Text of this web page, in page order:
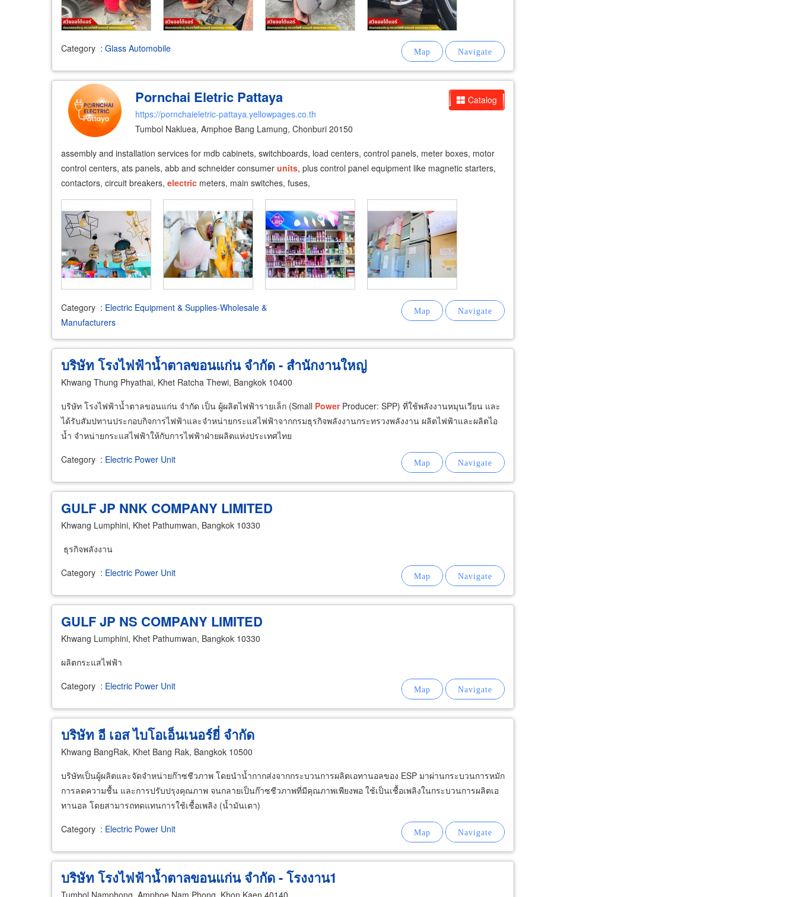
Category : Glass Automobile
Catalog
Pornchai Eletric Pattaya
https://pornchaieletric-pattaya.yellowpages.co.th
Tumbol Nakluea, Amphoe Bang Lamung, Chonburi 20150
assembly and installation services for mdb cabinets, switchboards, load centers, control panels, meter boxes, motor
control centers, ats panels, abb and schneider consumer units, plus control panel equipment like magnetic starters,
contactors, circuit breakers, electric meters, main switches, fuses,
Category : Electric Equipment & Supplies-Wholesale &
Manufacturers
บริษัท โรงไฟฟ้าน้ำตาลขอนแก่น จำกัด - สำนักงานใหญ่
Khwang Thung Phyathai, Khet Ratcha Thewi, Bangkok 10400
บริษัท โรงไฟฟ้าน้ำตาลขอนแก่น จำกัด เป็น ผู้ผลิตไฟฟ้ารายเล็ก (Small PowerProducer: SPP) ที่ใช้พลังงานหมุนเวียน และ
ได้รับสัมปทานประกอบกิจการไฟฟ้าและจำหน่ายกระแสไฟฟ้าจากกรมธุรกิจพลังงานกระทรวงพลังงาน ผลิตไฟฟ้าและผลิตไอ
น้ำ จำหน่ายกระแสไฟฟ้าให้กับการไฟฟ้าฝ่ายผลิตแห่งประเทศไทย
Category : Electric Power Unit
GULF JP NNK COMPANY LIMITED
Khwang Lumphini, Khet Pathumwan, Bangkok 10330
ธุรกิจพลังงาน
Category : Electric Power Unit
GULF JP NS COMPANY LIMITED
Khwang Lumphini, Khet Pathumwan, Bangkok 10330
ผลิตกระแสไฟฟ้า
Category : Electric Power Unit
บริษัท อี เอส ไบโอเอ็นเนอร์ยี่ จำกัด
Khwang BangRak, Khet Bang Rak, Bangkok 10500
บริษัทเป็นผู้ผลิตและจัดจำหน่ายก๊าซชีวภาพ โดยนำน้ำกากส่งจากกระบวนการผลิตเอทานอลของ ESP มาผ่านกระบวนการหมัก
การลดความชื้น และการปรับปรุงคุณภาพ จนกลายเป็นก๊าซชีวภาพที่มีคุณภาพเพียงพอ ใช้เป็นเชื้อเพลิงในกระบวนการผลิตเอ
ทานอล โดยสามารถทดแทนการใช้เชื้อเพลิง (น้ำมันเตา)
Category : Electric Power Unit
บริษัท โรงไฟฟ้าน้ำตาลขอนแก่น จำกัด - โรงงาน1
Tumbol Namphong, Amphoe Nam Phong, Khon Kaen 40140